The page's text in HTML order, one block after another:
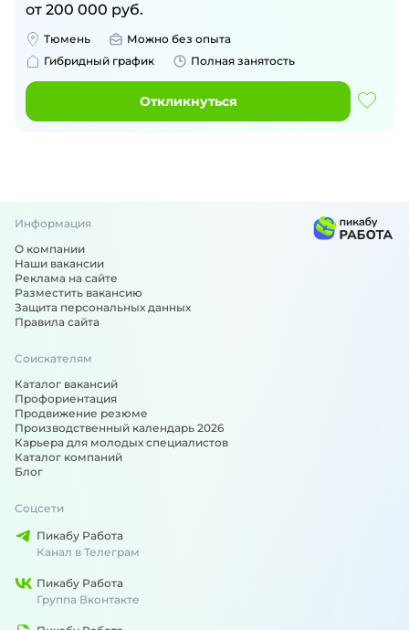
от 200 000 руб.
Тюмень
Можно без опыта
Гибридный график
Полная занятость
Откликнуться
Информация
О компании
Наши вакансии
Реклама на сайте
Разместить вакансию
Защита персональных данных
Правила сайта
Соискателям
Каталог вакансий
Профориентация
Продвижение резюме
Производственный календарь 2026
Карьера для молодых специалистов
Каталог компаний
Блог
Соцсети
Пикабу Работа
Канал в Телеграм
Пикабу Работа
Группа Вконтакте